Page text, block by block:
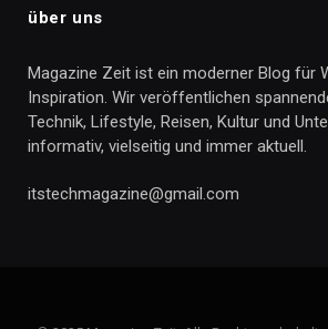
über uns
Magazine Zeit ist ein moderner Blog für
Inspiration. Wir veröffentlichen
Technik, Lifestyle, Reisen, Kultur und
informativ, vielseitig und immer aktuell.
itstechmagazine@gmail.com